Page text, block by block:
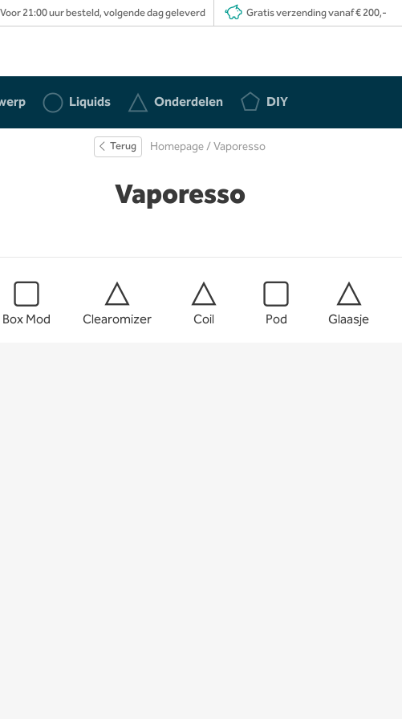
Voor 21:00 uur besteld, volgende dag geleverd Gratis verzending vanaf € 200,-
Liquids Onderdelen DIY
Terug Homepage/ Vaporesso
Vaporesso
Box Mod Clearomizer Coil Pod Glaasje